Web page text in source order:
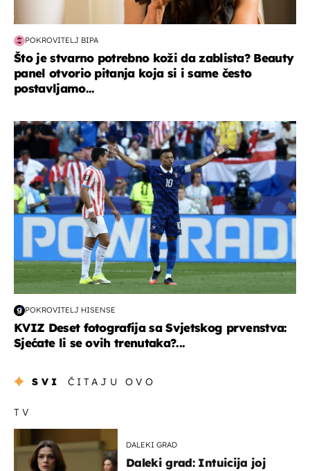
POKROVITELJ BIPA
Što je stvarno potrebno koži da zablista? Beauty
panel otvorio pitanja koja si i same često
postavljamo...
svjetsko prvenstvo 2026
POKROVITELJ HISENSE
KVIZ Deset fotografija sa Svjetskog prvenstva:
Sjećate li se ovih trenutaka?...
SVI ČITAJU OVO
TV
DALEKI GRAD
Daleki grad: Intuicija joj